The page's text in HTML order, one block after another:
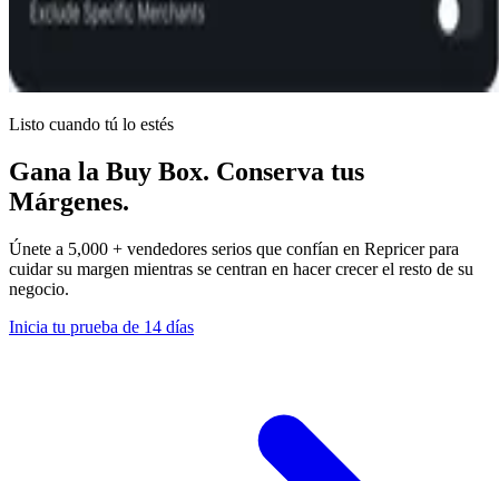
Listo cuando tú lo estés
Gana la Buy Box. Conserva tus
Márgenes.
Únete a 5,000 + vendedores serios que confían en Repricer para
cuidar su margen mientras se centran en hacer crecer el resto de su
negocio.
Inicia tu prueba de 14 días